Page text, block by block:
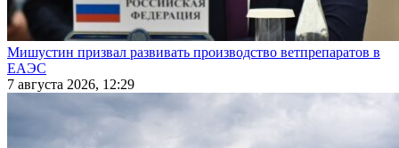
Мишустин призвал развивать производство ветпрепаратов в
ЕАЭС
7 августа 2026, 12:29